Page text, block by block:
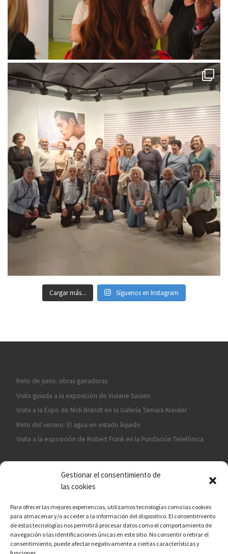
Gestionar el consentimiento de
las cookies
Para ofrecer las mejores experiencias, utilizamos tecnologías como las cookies
para almacenar y/o acceder a la información del dispositivo. El consentimiento
de estas tecnologías nos permitirá procesar datos como el comportamiento de
navegación o las identificaciones únicas en este sitio. No consentir o retirar el
consentimiento, puede afectar negativamente a ciertas características y
Cargar más... Síguenos en Instagram
Reto de junio: obras ganadoras
Visita guiada a la exposición de Viviane Sassen
Visita a la Expo de Nick Brandt en la Galería Tamara Kreisler
Reto del verano: El agua en estado líquido
Visita a la exposición de Robert Frank en la Fundación Telefónica
¡ASÓCIATE A CÁMARA EN MANO!